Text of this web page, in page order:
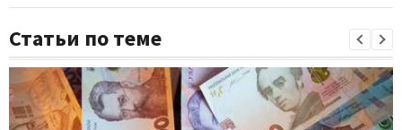
Статьи по теме